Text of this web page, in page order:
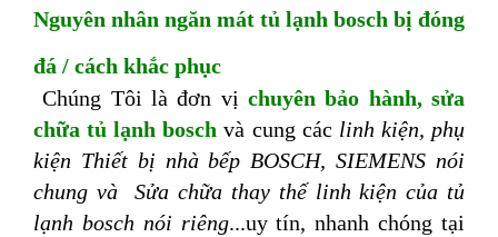
Nguyên nhân ngăn mát tủ lạnh bosch bị đóng
đá / cách khắc phục
Chúng Tôi là đơn vị chuyên bảo hành, sửa
chữa tủ lạnh bosch và cung các linh kiện, phụ
kiện Thiết bị nhà bếp BOSCH, SIEMENS nói
chung và Sửa chữa thay thế linh kiện của tủ
lạnh bosch nói riêng...uy tín, nhanh chóng tại